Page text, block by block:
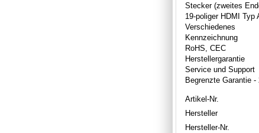
Stecker (zweites
19-poliger HDMI Typ
Verschiedenes
Kennzeichnung
RoHS, CEC
Herstellergarantie
Service und Support
Begrenzte Garantie -
Artikel-Nr.
Hersteller
Hersteller-Nr.